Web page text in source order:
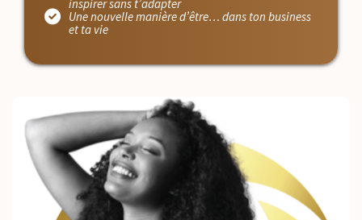
inspirer sans t’adapter
Une nouvelle manière d’être… dans ton business
et ta vie